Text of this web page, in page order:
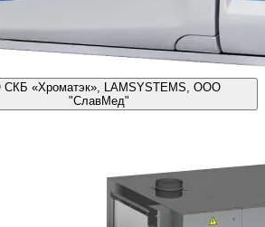
«Хроматэк», LAMSYSTEMS, ООО
"СлавМед"